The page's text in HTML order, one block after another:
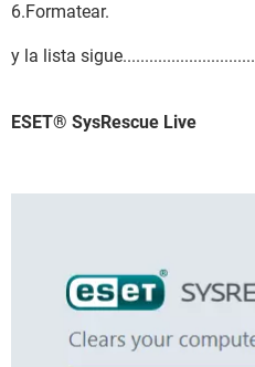
6.Formatear.
y la lista sigue..............................
ESET® SysRescue Live